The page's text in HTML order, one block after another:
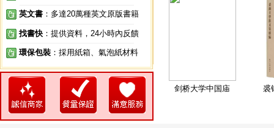
英文書 ：多達20萬種英文原版書籍
找書快 ：提供資料，24小時內反饋
環保包裝 ：採用紙箱、氣泡紙材料
剑桥大学中国庙 裘